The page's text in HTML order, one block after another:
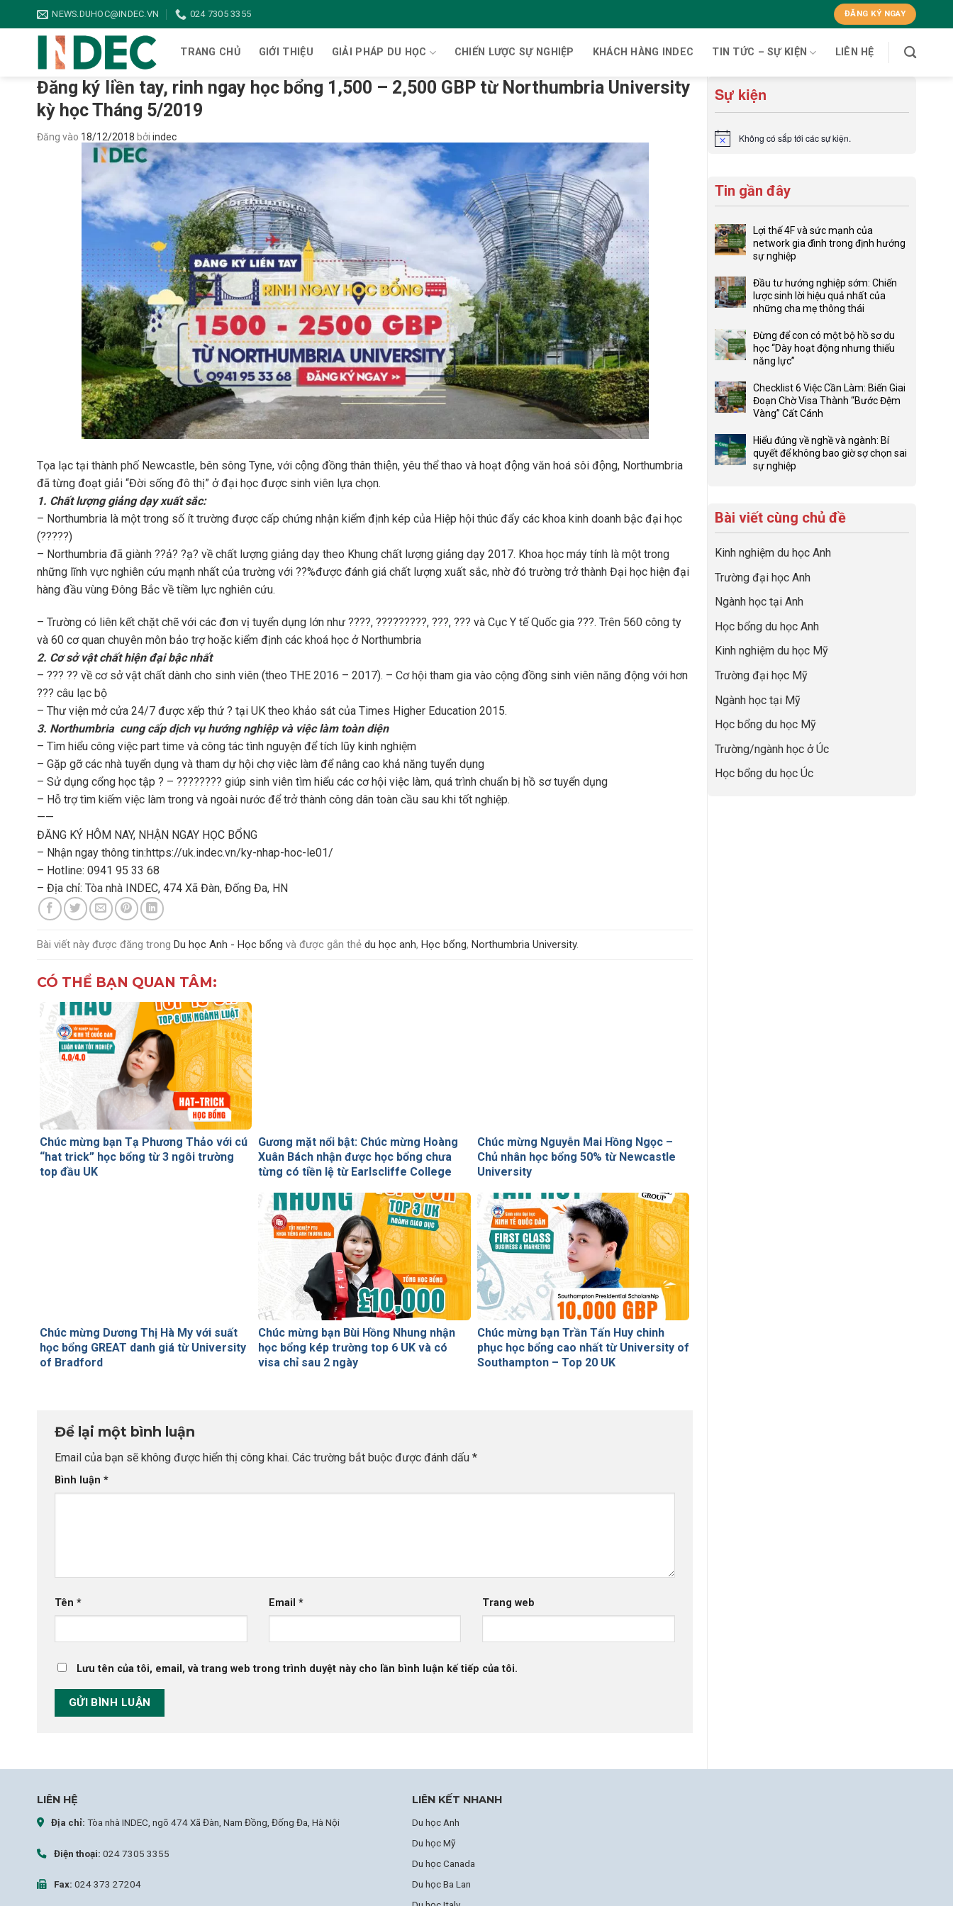
qua
NEWS.DUHOC@INDEC.VN 024 7305 3355 ĐĂNG KÝ NGAY
TRANG CHỦ GIỚI THIỆU GIẢI PHÁP DU HỌC CHIẾN LƯỢC SỰ NGHIỆP KHÁCH HÀNG INDEC TIN TỨC – SỰ KIỆN LIÊN HỆ
Đăng ký liền tay, rinh ngay học bổng 1,500 – 2,500 GBP từ Northumbria University
kỳ học Tháng 5/2019
Đăng vào 18/12/2018 bởi indec
Tọa lạc tại thành phố Newcastle, bên sông Tyne, với cộng đồng thân thiện, yêu thể thao và hoạt động văn hoá sôi động, Northumbria
đã từng đoạt giải “Đời sống đô thị” ở đại học được sinh viên lựa chọn.
1. Chất lượng giảng dạy xuất sắc:
– Northumbria là một trong số ít trường được cấp chứng nhận kiểm định kép của Hiệp hội thúc đẩy các khoa kinh doanh bậc đại học
(?????)
– Northumbria đã giành ??ả? ?ạ? về chất lượng giảng dạy theo Khung chất lượng giảng dạy 2017. Khoa học máy tính là một trong
những lĩnh vực nghiên cứu mạnh nhất của trường với ??%được đánh giá chất lượng xuất sắc, nhờ đó trường trở thành Đại học hiện đại
hàng đầu vùng Đông Bắc về tiềm lực nghiên cứu.
– Trường có liên kết chặt chẽ với các đơn vị tuyển dụng lớn như ????, ?????????, ???, ??? và Cục Y tế Quốc gia ???. Trên 560 công ty
và 60 cơ quan chuyên môn bảo trợ hoặc kiểm định các khoá học ở Northumbria
2. Cơ sở vật chất hiện đại bậc nhất
– ??? ?? về cơ sở vật chất dành cho sinh viên (theo THE 2016 – 2017). – Cơ hội tham gia vào cộng đồng sinh viên năng động với hơn
??? câu lạc bộ
– Thư viện mở cửa 24/7 được xếp thứ ? tại UK theo khảo sát của Times Higher Education 2015.
3. Northumbria cung cấp dịch vụ hướng nghiệp và việc làm toàn diện
– Tìm hiểu công việc part time và công tác tình nguyện để tích lũy kinh nghiệm
– Gặp gỡ các nhà tuyển dụng và tham dự hội chợ việc làm để nâng cao khả năng tuyển dụng
– Sử dụng cổng học tập ? – ???????? giúp sinh viên tìm hiểu các cơ hội việc làm, quá trình chuẩn bị hồ sơ tuyển dụng
– Hỗ trợ tìm kiếm việc làm trong và ngoài nước để trở thành công dân toàn cầu sau khi tốt nghiệp.
——
ĐĂNG KÝ HÔM NAY, NHẬN NGAY HỌC BỔNG
– Nhận ngay thông tin:https://uk.indec.vn/ky-nhap-hoc-le01/
– Hotline: 0941 95 33 68
– Địa chỉ: Tòa nhà INDEC, 474 Xã Đàn, Đống Đa, HN
Bài viết này được đăng trong Du học Anh - Học bổng và được gắn thẻ du học anh, Học bổng, Northumbria University.
CÓ THỂ BẠN QUAN TÂM:
Chúc mừng bạn Tạ Phương Thảo với cú
“hat trick” học bổng từ 3 ngôi trường
top đầu UK
Gương mặt nổi bật: Chúc mừng Hoàng
Xuân Bách nhận được học bổng chưa
từng có tiền lệ từ Earlscliffe College
Chúc mừng Nguyễn Mai Hồng Ngọc –
Chủ nhân học bổng 50% từ Newcastle
University
Chúc mừng Dương Thị Hà My với suất
học bổng GREAT danh giá từ University
of Bradford
Chúc mừng bạn Bùi Hồng Nhung nhận
học bổng kép trường top 6 UK và có
visa chỉ sau 2 ngày
Chúc mừng bạn Trần Tấn Huy chinh
phục học bổng cao nhất từ University of
Southampton – Top 20 UK
Để lại một bình luận
Email của bạn sẽ không được hiển thị công khai. Các trường bắt buộc được đánh dấu *
Bình luận *
Tên * Email * Trang web
Lưu tên của tôi, email, và trang web trong trình duyệt này cho lần bình luận kế tiếp của tôi.
Sự kiện
Notice Không có sắp tới các sự kiện.
Tin gần đây
Lợi thế 4F và sức mạnh của
network gia đình trong định hướng
sự nghiệp
có
bình
luận
Lợi
thế
4F
sức
mạnh
của
network
đình
trong
định
nghiệp
Đầu tư hướng nghiệp sớm: Chiến
lược sinh lời hiệu quả nhất của
những cha mẹ thông thái
có
bình
luận
Đầu
tư
hướng
nghiệp
sớm:
Chiến
lược
sinh
quả
nhất
của
những
cha
mẹ
thái
Đừng để con có một bộ hồ sơ du
học “Dày hoạt động nhưng thiếu
năng lực”
có
bình
luận
Đừng
để
con
có
hồ
sơ
học
hoạt
nhưng
năng
Checklist 6 Việc Cần Làm: Biến Giai
Đoạn Chờ Visa Thành “Bước Đệm
Vàng” Cất Cánh
có
bình
luận
Việc
Cần
Biến
Đoạn
Visa
“Bước
Vàng”
Cánh
Hiểu đúng về nghề và ngành: Bí
quyết để không bao giờ sợ chọn sai
sự nghiệp
luận
đúng
nghề
ngành:
quyết
không
bao
giờ
chọn
sai
sự
nghiệp
Bài viết cùng chủ đề
Kinh nghiệm du học Anh
Trường đại học Anh
Ngành học tại Anh
Học bổng du học Anh
Kinh nghiệm du học Mỹ
Trường đại học Mỹ
Ngành học tại Mỹ
Học bổng du học Mỹ
Trường/ngành học ở Úc
Học bổng du học Úc
LIÊN HỆ
Địa chỉ: Tòa nhà INDEC, ngõ 474 Xã Đàn, Nam Đồng, Đống Đa, Hà Nội
Điện thoại: 024 7305 3355
Fax: 024 373 27204
LIÊN KẾT NHANH
Du học Anh
Du học Mỹ
Du học Canada
Du học Ba Lan